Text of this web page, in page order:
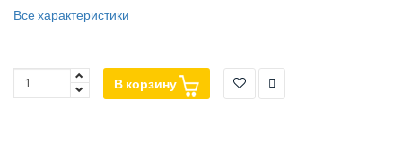
Все характеристики
В корзину